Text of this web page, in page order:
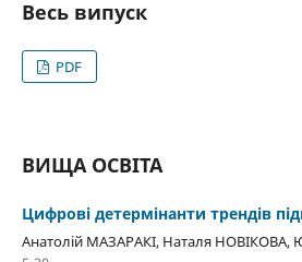
Весь випуск
PDF
ВИЩА ОСВІТА
Цифрові детермінанти трендів
Анатолій МАЗАРАКІ, Наталя